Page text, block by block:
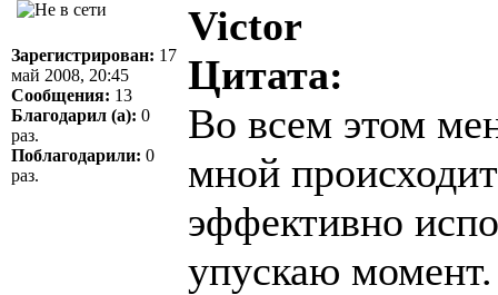
Зарегистрирован: 17
май 2008, 20:45
Сообщения: 13
Благодарил (а): 0
раз.
Поблагодарили: 0
раз.
Victor
Цитата:
Во всем этом
мной
эффективно
упускаю момент.